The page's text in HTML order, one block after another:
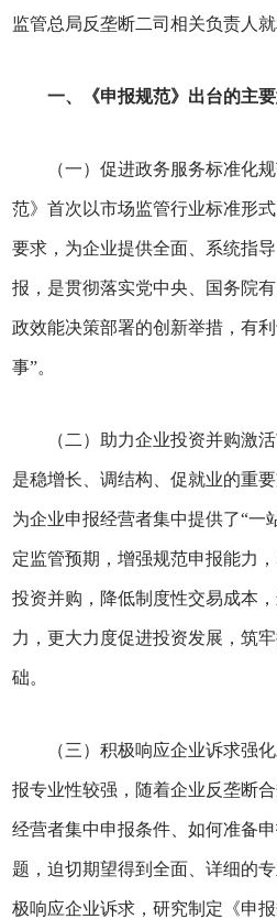
监管总局反垄断二司相关负责人
一、《申报规范》出台的主要
（一）促进政务服务标准化
范》首次以市场监管行业标准形
要求，为企业提供全面、系统指
报，是贯彻落实党中央、国务院
政效能决策部署的创新举措，有
事”。
（二）助力企业投资并购激
是稳增长、调结构、促就业的重
为企业申报经营者集中提供了“一
定监管预期，增强规范申报能力
投资并购，降低制度性交易成本
力，更大力度促进投资发展，筑
础。
（三）积极响应企业诉求强
报专业性较强，随着企业反垄断
经营者集中申报条件、如何准备
题，迫切期望得到全面、详细的
极响应企业诉求，研究制定《申